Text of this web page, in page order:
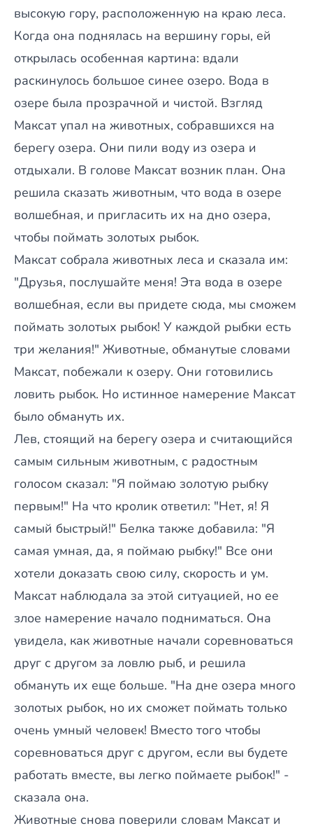
высокую гору, расположенную на краю леса.
Когда она поднялась на вершину горы, ей
открылась особенная картина: вдали
раскинулось большое синее озеро. Вода в
озере была прозрачной и чистой. Взгляд
Максат упал на животных, собравшихся на
берегу озера. Они пили воду из озера и
отдыхали. В голове Максат возник план. Она
решила сказать животным, что вода в озере
волшебная, и пригласить их на дно озера,
чтобы поймать золотых рыбок.
Максат собрала животных леса и сказала им:
"Друзья, послушайте меня! Эта вода в озере
волшебная, если вы придете сюда, мы сможем
поймать золотых рыбок! У каждой рыбки есть
три желания!" Животные, обманутые словами
Максат, побежали к озеру. Они готовились
ловить рыбок. Но истинное намерение Максат
было обмануть их.
Лев, стоящий на берегу озера и считающийся
самым сильным животным, с радостным
голосом сказал: "Я поймаю золотую рыбку
первым!" На что кролик ответил: "Нет, я! Я
самый быстрый!" Белка также добавила: "Я
самая умная, да, я поймаю рыбку!" Все они
хотели доказать свою силу, скорость и ум.
Максат наблюдала за этой ситуацией, но ее
злое намерение начало подниматься. Она
увидела, как животные начали соревноваться
друг с другом за ловлю рыб, и решила
обмануть их еще больше. "На дне озера много
золотых рыбок, но их сможет поймать только
очень умный человек! Вместо того чтобы
соревноваться друг с другом, если вы будете
работать вместе, вы легко поймаете рыбок!" -
сказала она.
Животные снова поверили словам Максат и